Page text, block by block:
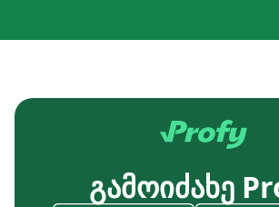
გამოიძახე